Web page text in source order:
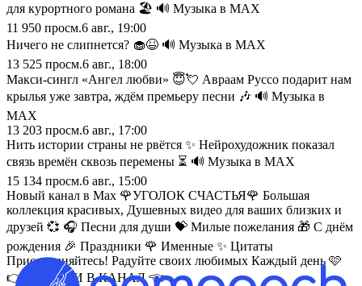
для курортного романа 🏖️ 🔊 Музыка в МАХ
11 950 просм.6 авг., 19:00
Ничего не слипнется? 🧁😆 🔊 Музыка в МАХ
13 525 просм.6 авг., 18:00
Макси‑сингл «Ангел любви» 😇💘 Авраам Руссо подарит нам
крылья уже завтра, ждём премьеру песни 🎶 🔊 Музыка в
МАХ
13 203 просм.6 авг., 17:00
Нить истории страны не рвётся ✨ Нейрохудожник показал
связь времён сквозь перемены ⏳ 🔊 Музыка в МАХ
15 134 просм.6 авг., 15:00
Новый канал в Мах 🌹УГОЛОК СЧАСТЬЯ🌹 Большая
коллекция красивых, Душевных видео для ваших близких и
друзей 💞 🎧 Песни для души 💝 Милые пожелания 🎁 С днём
рождения 🎉 Праздники 🌹 Именные ✨ Цитаты
Присоединяйтесь! Радуйте своих любимых Каждый день 🩷
👉ПЕРЕЙТИ В КАНАЛ 👈